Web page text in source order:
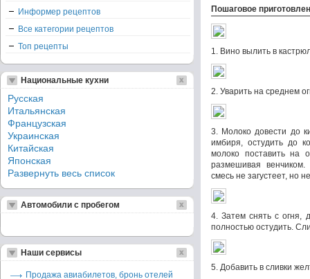
Пошаговое
1. Вино вылить в
2. Уварить на среднем
3. Молоко довести до
имбиря, остудить до
молоко поставить на
размешивая
смесь не загустеет, но
4. Затем снять с огня,
полностью остудить.
5. Добавить в сливки
Информер рецептов
Все категории рецептов
Топ рецепты
Национальные кухни
Русская
Итальянская
Французская
Украинская
Китайская
Японская
Развернуть весь список
Автомобили с пробегом
Наши сервисы
Продажа авиабилетов, бронь отелей